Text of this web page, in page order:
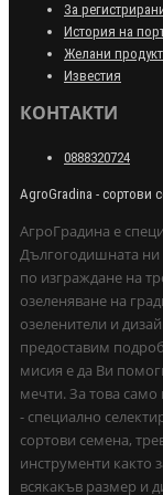
За
История на
Желани
Известия
КОНТАКТИ
0888320724
AgroGradina - сортови
АгроГрадина е
Дългогодишната ни
по изграждане на
озеленяване на
озеленители и
предоставим
мисия е да Ви
мечти. За това
- специално
сортови семена,
инструменти както
всякакъв размер и